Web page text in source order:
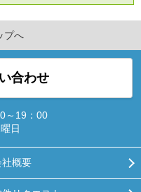
プへ
合わせ
～19：00
日
社概要